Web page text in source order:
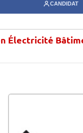
CANDIDAT
Électricité